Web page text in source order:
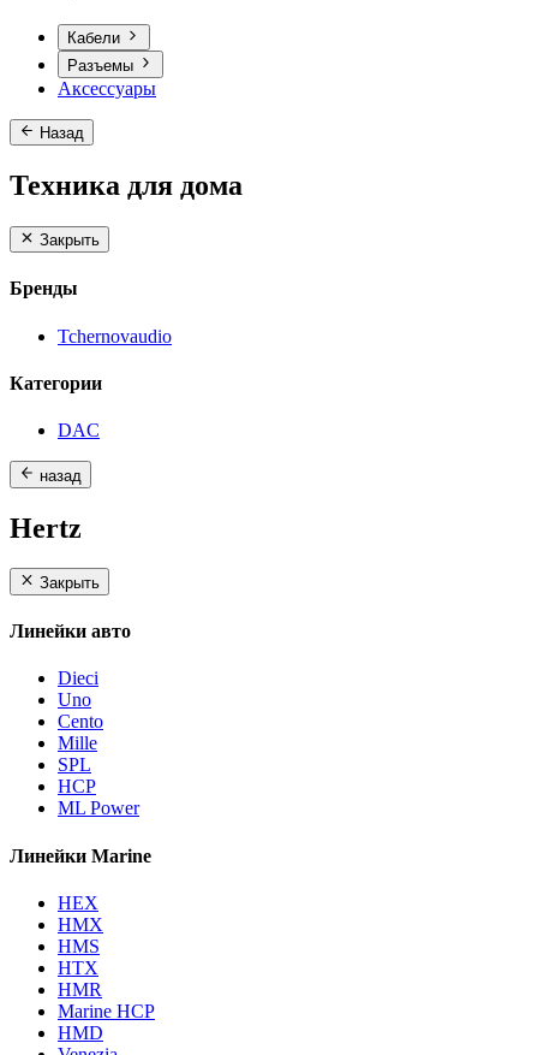
Кабели
Разъемы
Аксессуары
Назад
Техника для дома
Закрыть
Бренды
Tchernovaudio
Категории
DAC
назад
Hertz
Закрыть
Линейки авто
Dieci
Uno
Cento
Mille
SPL
HCP
ML Power
Линейки Marine
HEX
HMX
HMS
HTX
HMR
Marine HCP
HMD